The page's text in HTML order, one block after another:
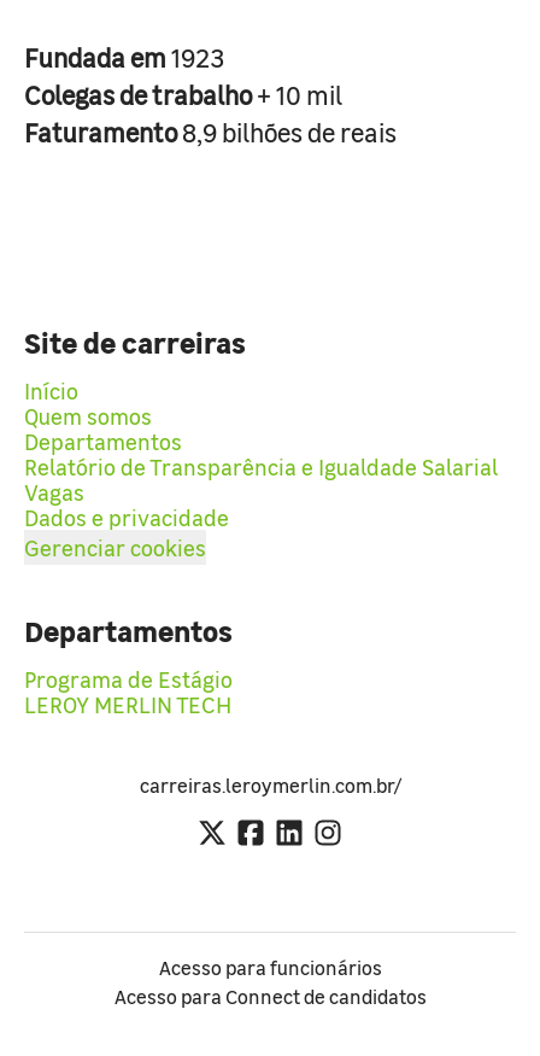
Fundada em1923
Colegas de trabalho+ 10 mil
Faturamento8,9 bilhões de reais
Site de carreiras
Início
Quem somos
Departamentos
Relatório de Transparência e Igualdade Salarial
Vagas
Dados e privacidade
Gerenciar cookies
Departamentos
Programa de Estágio
LEROY MERLIN TECH
carreiras.leroymerlin.com.br/
Acesso para funcionários
Acesso para Connect de candidatos